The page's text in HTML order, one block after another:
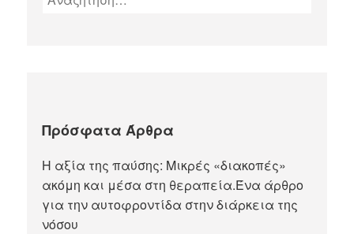
Πρόσφατα Άρθρα
Η αξία της παύσης: Μικρές «διακοπές»
ακόμη και μέσα στη θεραπεία.Ένα άρθρο
για την αυτοφροντίδα στην διάρκεια της
νόσου